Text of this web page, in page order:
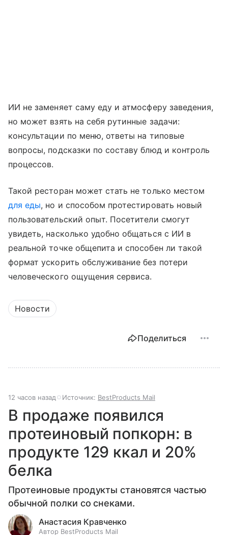
ИИ не заменяет саму еду и атмосферу заведения,
но может взять на себя рутинные задачи:
консультации по меню, ответы на типовые
вопросы, подсказки по составу блюд и контроль
процессов.
Такой ресторан может стать не только местом
для еды, но и способом протестировать новый
пользовательский опыт. Посетители смогут
увидеть, насколько удобно общаться с ИИ в
реальной точке общепита и способен ли такой
формат ускорить обслуживание без потери
человеческого ощущения сервиса.
Новости
Поделиться
12 часов назад Источник: BestProducts Mail
В продаже появился
протеиновый попкорн: в
продукте 129 ккал и 20%
белка
Протеиновые продукты становятся частью
обычной полки со снеками.
Анастасия Кравченко
Автор BestProducts Mail